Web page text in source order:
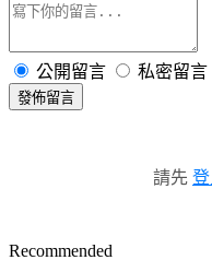
公開留言 私密留言
發佈留言
請先 登
Recommended